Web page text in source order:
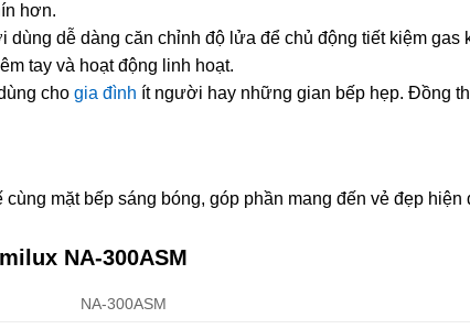
hơn.
dễ dàng căn chỉnh độ lửa để chủ động tiết kiệm gas
tay và hoạt động linh hoạt.
cho gia đình ít người hay những gian bếp hẹp. Đồng
mặt bếp sáng bóng, góp phần mang đến vẻ đẹp hiện
NA-300ASM
NA-300ASM